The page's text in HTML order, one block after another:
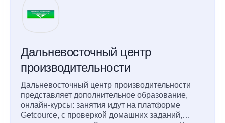
Дальневосточный центр
производительности
Дальневосточный центр производительности
представляет дополнительное образование,
онлайн-курсы: занятия идут на платформе
Getcource, с проверкой домашних заданий,